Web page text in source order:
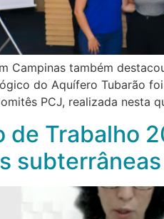
Campinas também
do Aquífero Tubarão
PCJ, realizada nesta
de Trabalho
subterrâneas